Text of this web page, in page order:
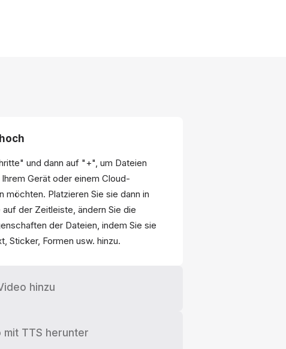
und dann auf "+", um Dateien
Gerät oder einem Cloud-
möchten. Platzieren Sie sie dann in
der Zeitleiste, ändern Sie die
der Dateien, indem Sie sie
Sticker, Formen usw. hinzu.
hinzu
mit TTS herunter